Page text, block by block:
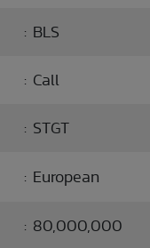
: BLS
: Call
: STGT
: European
: 80,000,000